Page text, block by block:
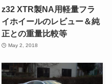
z32 XTR製NA用軽量フラ
イホイールのレビュー＆純
正との重量比較等
May 2, 2018